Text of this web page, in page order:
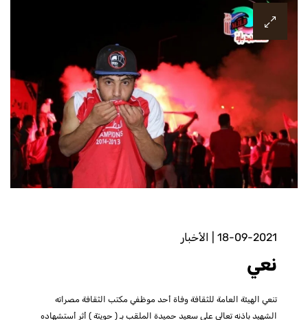
18-09-2021 الأخبار
نعي
تنعي الهيئة العامة للثقافة وفاة أحد موظفي مكتب الثقافة مصراته
الشهيد باذنه تعالى علي سعيد حميدة الملقب بـ ( حويتة ) أثر أستشهاده